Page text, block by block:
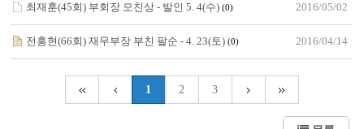
최재훈(45회) 부회장 모친상 - 발인 5. 4(수)(0) 2016/05/02
전홍현(66회) 재무부장 부친 팔순 - 4. 23(토)(0) 2016/04/14
1 2 3